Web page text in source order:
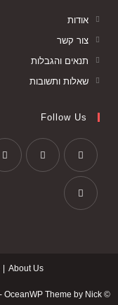
אודות
צור קשר
תנאים והגבלות
שאלות ותשובות
Follow Us
About Us
© Copyright - OceanWP Theme by Nick